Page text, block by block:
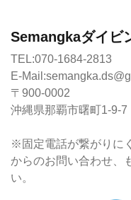
Semangkaダイビ
TEL:070-1684-2813
E-
〒900-0002
沖縄県那覇市曙町1-9-7
※固定電話が繋がりに
からのお問い合わせ、
い。